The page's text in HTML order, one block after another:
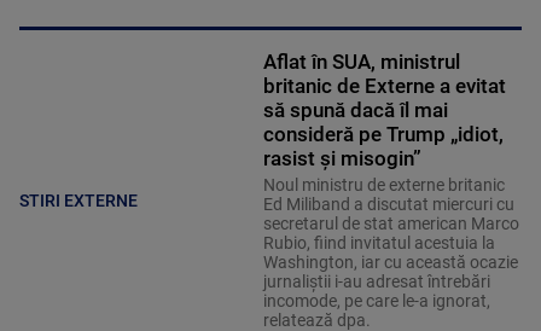
STIRI EXTERNE
Aflat în SUA, ministrul
britanic de Externe a evitat
să spună dacă îl mai
consideră pe Trump „idiot,
rasist și misogin”
Noul ministru de externe britanic
Ed Miliband a discutat miercuri cu
secretarul de stat american Marco
Rubio, fiind invitatul acestuia la
Washington, iar cu această ocazie
jurnaliştii i-au adresat întrebări
incomode, pe care le-a ignorat,
relatează dpa.